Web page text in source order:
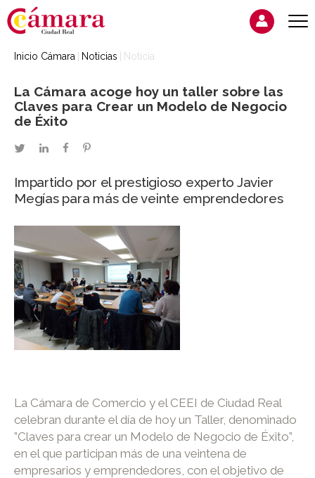
Inicio Cámara Noticias Noticia
La Cámara acoge hoy un taller sobre las
Claves para Crear un Modelo de Negocio
de Éxito
twitterlinkedinfacebookpinterest
Impartido por el prestigioso experto Javier
Megías para más de veinte emprendedores
La Cámara de Comercio y el CEEI de Ciudad Real
celebran durante el día de hoy un Taller, denominado
”Claves para crear un Modelo de Negocio de Éxito”,
en el que participan más de una veintena de
empresarios y emprendedores, con el objetivo de